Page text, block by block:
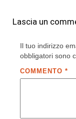
Lascia un
Il tuo indirizzo
obbligatori sono
COMMENTO *